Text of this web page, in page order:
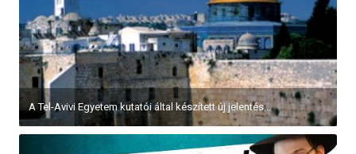
A Tel-Avivi Egyetem kutatói által készített új jelentés...